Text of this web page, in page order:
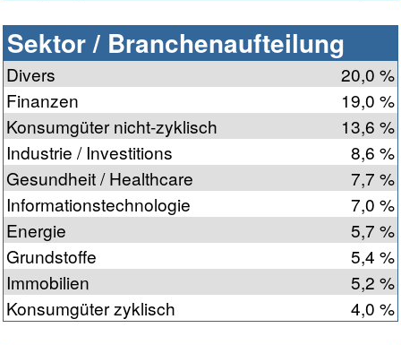
Sektor / Branchenaufteilung
Divers
20,0 %
Finanzen
19,0 %
Konsumgüter nicht-zyklisch
13,6 %
Industrie / Investitions
8,6 %
Gesundheit / Healthcare
7,7 %
Informationstechnologie
7,0 %
Energie
5,7 %
Grundstoffe
5,4 %
Immobilien
5,2 %
Konsumgüter zyklisch
4,0 %